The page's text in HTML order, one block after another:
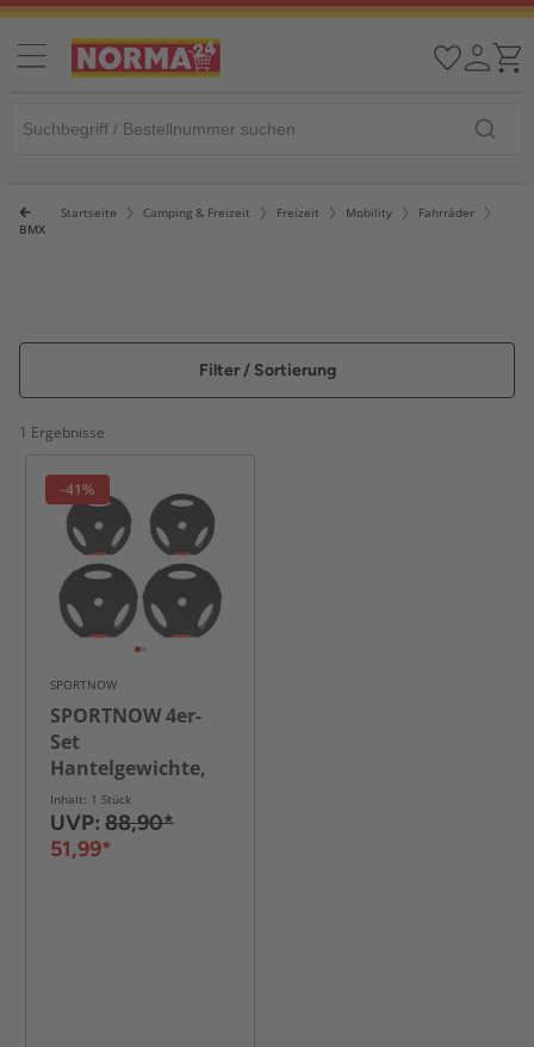
Startseite Camping & Freizeit Freizeit Mobility
Fahrräder
BMX
Filter / Sortierung
1 Ergebnisse
-41%
SPORTNOW
SPORTNOW 4er-
Set
Hantelgewichte,
Hantelscheiben-
Set
Inhalt: 1 Stück
UVP: 88,90*
51,99*